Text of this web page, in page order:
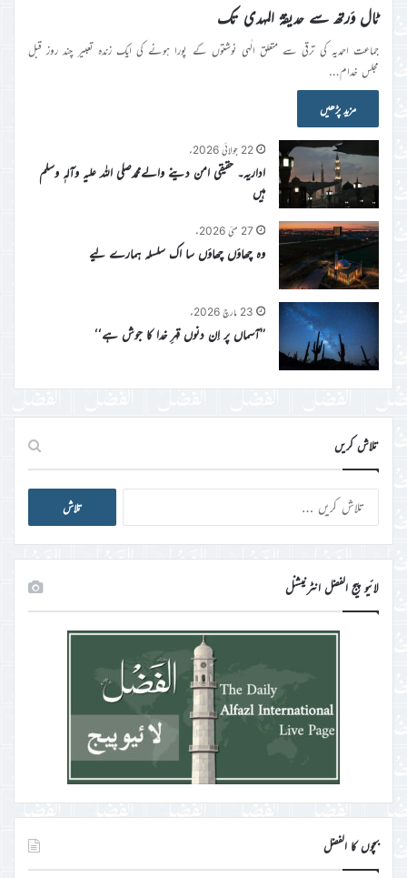
ٹال وَرتھ سے حدیقۃ المہدی تک
جماعت احمدیہ کی ترقی سے متعلق الٰہی نوشتوں کے پورا ہونے کی ایک زندہ تعبیر چند روز قبل
مجلس خدام…
مزید پڑھیں
22 جولائی 2026ء
اداریہ۔ حقیقی امن دینے والےمحمدصلی اللہ علیہ وآلہٖ وسلم
ہیں
27 مئی 2026ء
وہ چھاؤں چھاؤں سا اک سلسلہ ہمارے لیے
23 مارچ 2026ء
’’آسماں پر اِن دنوں قہرِ خدا کا جوش ہے‘‘
تلاش کریں
تلاش
لائیو پیج الفضل انٹرنیشنل
بچوں کا الفضل